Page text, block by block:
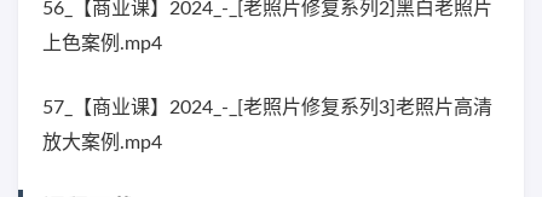
56_【商业课】2024_-_[老照片修复系列2]黑白老照片
上色案例.mp4
57_【商业课】2024_-_[老照片修复系列3]老照片高清
放大案例.mp4